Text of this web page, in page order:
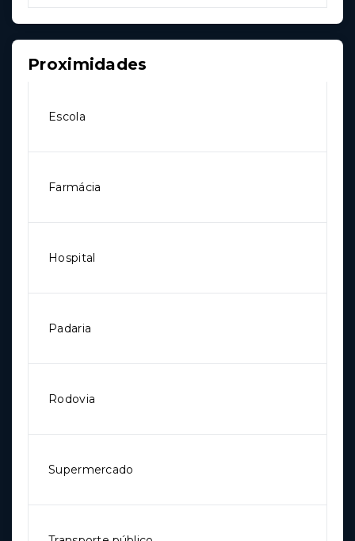
Proximidades
Escola
Farmácia
Hospital
Padaria
Rodovia
Supermercado